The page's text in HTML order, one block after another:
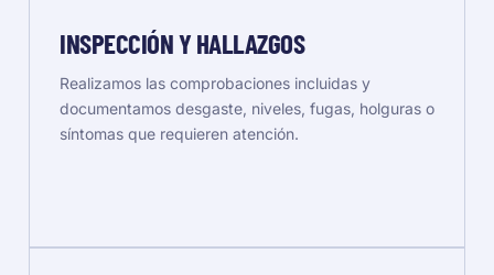
INSPECCIÓN Y HALLAZGOS
Realizamos las comprobaciones incluidas y
documentamos desgaste, niveles, fugas, holguras o
síntomas que requieren atención.